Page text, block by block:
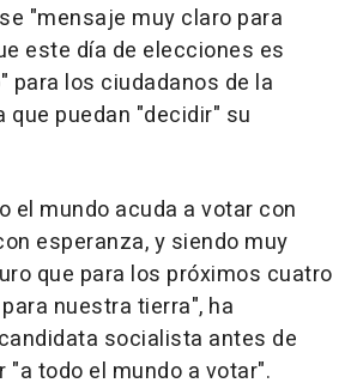
"mensaje muy claro para
este día de elecciones es
para los ciudadanos de la
que puedan "decidir" su
el mundo acuda a votar con
esperanza, y siendo muy
que para los próximos cuatro
nuestra tierra", ha
socialista antes de
"a todo el mundo a votar".